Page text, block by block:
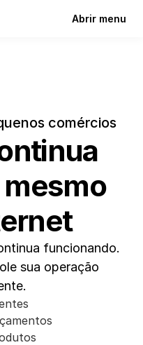
comércios
funcionando.
sua operação
Abrir menu